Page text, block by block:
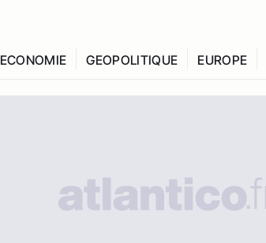
ECONOMIE GEOPOLITIQUE EUROPE